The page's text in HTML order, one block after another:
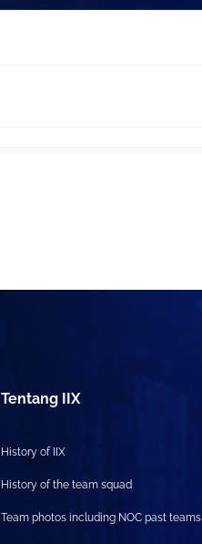
Tentang IIX
History of IIX
History of the team squad
Team photos including NOC past teams